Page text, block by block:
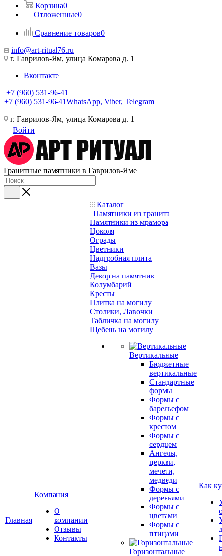
Корзина0
Отложенные0
Сравнение товаров0
info@art-ritual76.ru
г. Гаврилов-Ям, улица Комарова д. 1
Вконтакте
+7 (960) 531-96-41
+7 (960) 531-96-41WhatsApp, Viber, Telegram
г. Гаврилов-Ям, улица Комарова д. 1
Войти
Гранитные памятники в Гаврилов-Яме
Главная
Компания
О
компании
Отзывы
Контакты
Каталог
Памятники из гранита
Памятники из мрамора
Цоколя
Ограды
Цветники
Надгробная плита
Вазы
Декор на памятник
Колумбарий
Кресты
Плитка на могилу
Столики, Лавочки
Табличка на могилу
Щебень на могилу
Вертикальные
Бюджетные
вертикальные
Стандартные
формы
Формы с
барельефом
Формы с
крестом
Формы с
сердцем
Ангелы,
церкви,
мечети,
медведи
Формы с
деревьями
Формы с
цветами
Формы с
птицами
Горизонтальные
Как